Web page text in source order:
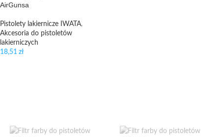
AirGunsa
Pistolety lakiernicze IWATA,
Akcesoria do pistoletów
lakierniczych
18,51 zł